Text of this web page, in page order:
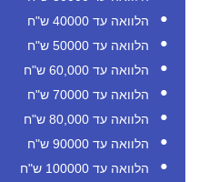
הלוואה עד 40000 ש"ח
הלוואה עד 50000 ש"ח
הלוואה עד 60,000 ש"ח
הלוואה עד 70000 ש"ח
הלוואה עד 80,000 ש"ח
הלוואה עד 90000 ש"ח
הלוואה עד 100000 ש"ח